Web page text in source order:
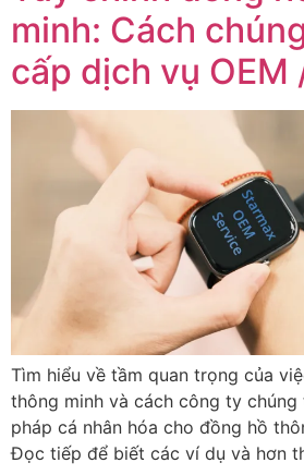
minh: Cách
cấp dịch vụ OEM
Tìm hiểu về tầm quan trọng của
thông minh và cách công ty
pháp cá nhân hóa cho đồng hồ
Đọc tiếp để biết các ví dụ và hơn